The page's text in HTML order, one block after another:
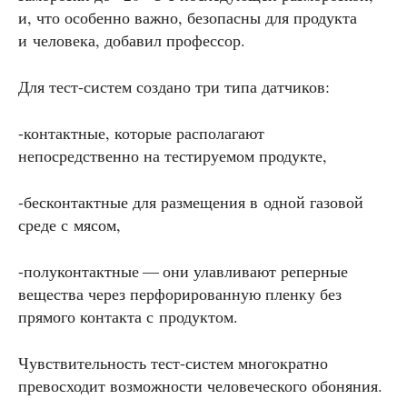
и, что особенно важно, безопасны для продукта
и человека, добавил профессор.
Для тест-систем создано три типа датчиков:
-контактные, которые располагают
непосредственно на тестируемом продукте,
-бесконтактные для размещения в одной газовой
среде с мясом,
-полуконтактные — они улавливают реперные
вещества через перфорированную пленку без
прямого контакта с продуктом.
Чувствительность тест-систем многократно
превосходит возможности человеческого обоняния.